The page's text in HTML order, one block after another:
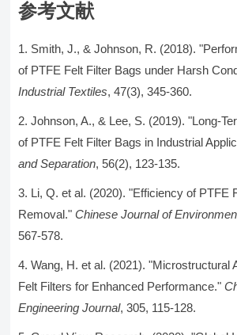
参考文献
Smith, J., & Johnson, R. (2018).
of PTFE Felt Filter Bags under Harsh
Industrial Textiles, 47(3), 345-360.
Johnson, A., & Lee, S. (2019). "Long-
of PTFE Felt Filter Bags in Industrial
and Separation, 56(2), 123-135.
Li, Q. et al. (2020). "Efficiency of PTFE
Removal."Chinese Journal of
567-578.
Wang, H. et al. (2021). "Microstructural
Felt Filters for Enhanced Performance."
Engineering Journal, 305, 115-128.